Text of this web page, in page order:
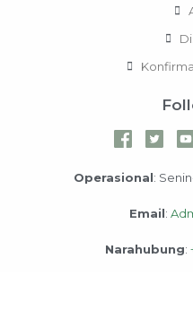
Operasional:
Email:
Narahubung: